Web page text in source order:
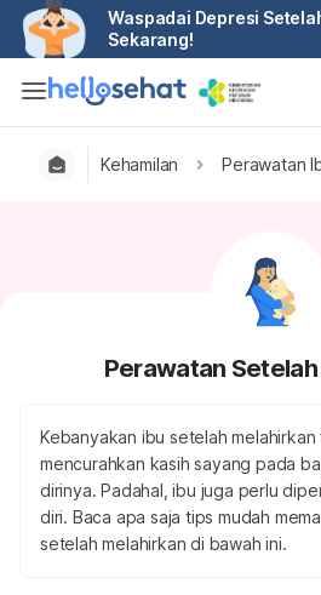
Waspadai Depresi
Sekarang!
Kehamilan Perawatan
Perawatan
Kebanyakan ibu setelah
mencurahkan kasih sayang pada
dirinya. Padahal, ibu juga perlu
diri. Baca apa saja tips mudah
setelah melahirkan di bawah ini.